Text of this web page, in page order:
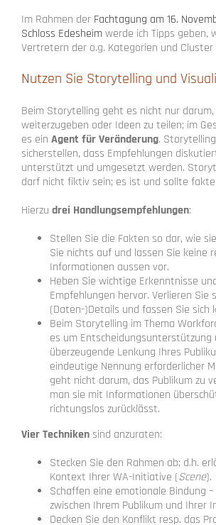
Im Rahmen der Fachtagung am 16.
Schloss Edesheimwerde ich Tipps geben,
Vertretern der o.g. Kategorien und
Nutzen Sie Storytelling und
Beim Storytelling geht es nicht nur
weiterzugeben oder Ideen zu teilen; im
es ein Agent für Veränderung.
sicherstellen, dass Empfehlungen
unterstützt und umgesetzt werden.
darf nicht fiktiv sein; es ist und sollte
Hierzu drei Handlungsempfehlungen:
Stellen Sie die Fakten so dar, wie
Sie nichts auf und lassen Sie keine
Informationen aussen vor.
Heben Sie wichtige Erkenntnisse
Empfehlungen hervor. Verlieren Sie
(Daten-)Details und fassen Sie sich
Beim Storytelling im Thema
es um Entscheidungsunterstützung
überzeugende Lenkung Ihres
eindeutige Nennung erforderlicher
geht nicht darum, das Publikum zu
man sie mit Informationen
richtungslos zurücklässt.
Vier Techniken sind anzuraten:
Stecken Sie den Rahmen ab; d.h.
Kontext Ihrer WA-Initiative (Scene).
Schaffen eine emotionale Bindung –
zwischen Ihrem Publikum und Ihrer
Decken Sie den Konflikt resp. das